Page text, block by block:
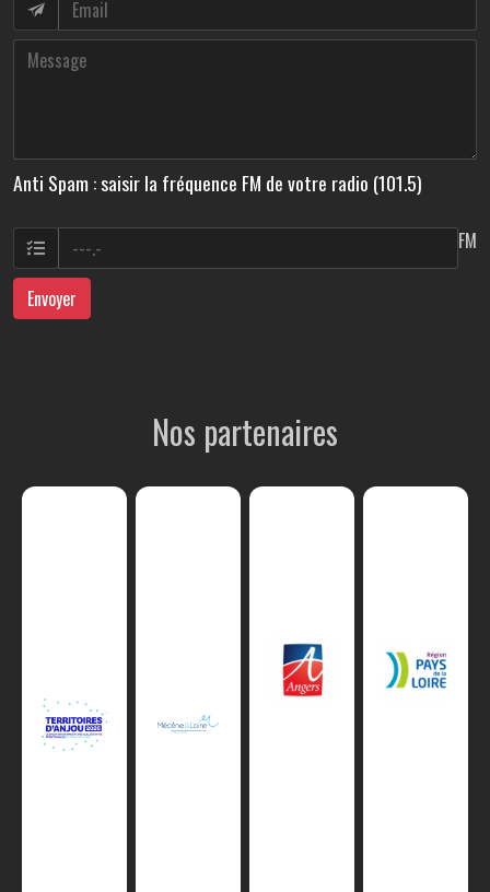
Anti Spam : saisir la fréquence FM de votre radio (101.5)
FM
Envoyer
Nos partenaires